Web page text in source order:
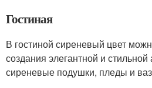
Гостиная
В гостиной сиреневый цвет
создания элегантной и
сиреневые подушки, пледы и